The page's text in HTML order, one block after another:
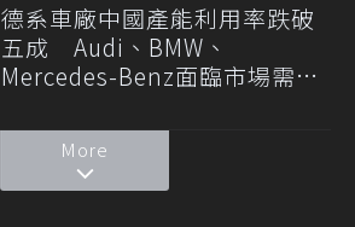
德系車廠中國產能利用率跌破
五成 Audi、BMW、
Mercedes-Benz面臨市場需求
More